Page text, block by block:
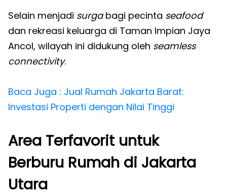
Selain menjadi surgabagi pecinta seafood
dan rekreasi keluarga di Taman Impian Jaya
Ancol, wilayah ini didukung oleh seamless
connectivity.
Baca Juga : Jual Rumah Jakarta Barat:
Investasi Properti dengan Nilai Tinggi
Area Terfavorit untuk
Berburu Rumah di Jakarta
Utara